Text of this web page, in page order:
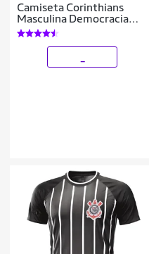
Camiseta Corinthians
Masculina Democracia
Manto Licenciado